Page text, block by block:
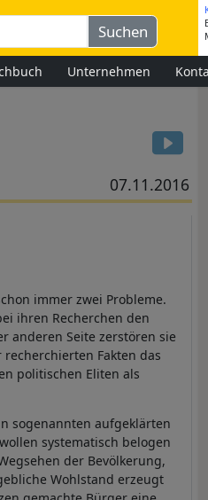
Unternehmen
07.11.2016
immer zwei Probleme.
ihren Recherchen den
anderen Seite zerstören sie
Fakten das
politischen Eliten als
sogenannten aufgeklärten
systematisch belogen
der Bevölkerung,
Wohlstand erzeugt